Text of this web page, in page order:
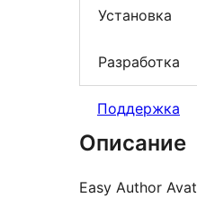
Установка
Разработка
Поддержка
Описание
Easy Author